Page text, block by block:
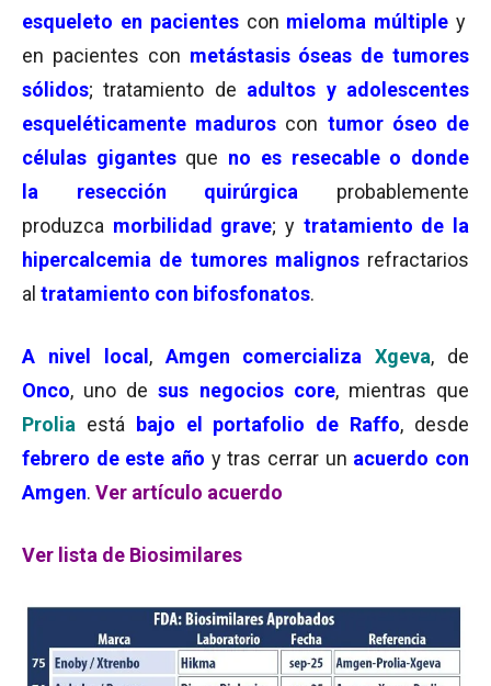
esqueleto en pacientes con mieloma múltiple y
en pacientes con metástasis óseas de tumores
sólidos; tratamiento de adultos y adolescentes
esqueléticamente maduros con tumor óseo de
células gigantes que no es resecable o donde
la resección quirúrgica
probablemente
produzca morbilidad grave; y tratamiento de la
hipercalcemia de tumores malignosrefractarios
al tratamiento con bifosfonatos.
A nivel local , Amgen comercializa Xgeva, de
Onco, uno desus negocios core, mientras que
Prolia está bajo el portafolio de Raffo, desde
febrero de este año y tras cerrar un acuerdo con
Amgen. Ver artículo acuerdo
Ver lista de Biosimilares